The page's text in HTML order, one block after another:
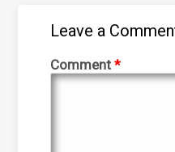
Leave a
Comment*